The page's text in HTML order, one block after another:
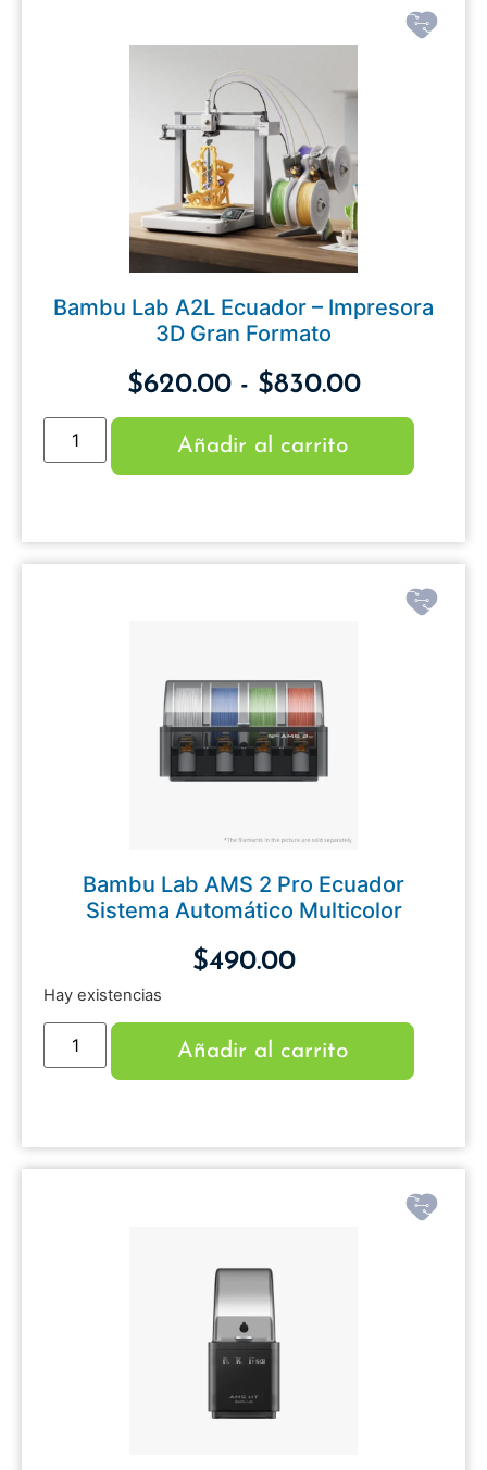
Bambu Lab A2L Ecuador – Impresora
3D Gran Formato
$620.00 - $830.00
Añadir al carrito
Bambu Lab AMS 2 Pro Ecuador
Sistema Automático Multicolor
$490.00
Hay existencias
Añadir al carrito